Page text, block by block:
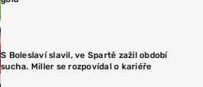
S Boleslaví slavil, ve Spartě zažil období
sucha. Miller se rozpovídal o kariéře